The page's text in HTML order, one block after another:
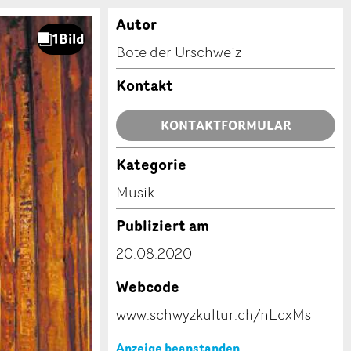
Autor
Bote der Urschweiz
Kontakt
KONTAKTFORMULAR
Kategorie
Musik
Publiziert am
20.08.2020
Webcode
www.schwyzkultur.ch/nLcxMs